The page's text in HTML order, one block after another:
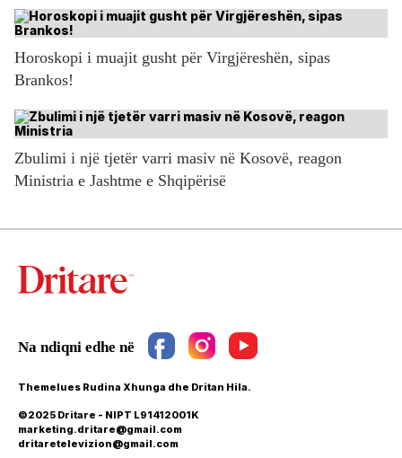
Horoskopi i muajit gusht për Virgjëreshën, sipas
Brankos!
Zbulimi i një tjetër varri masiv në Kosovë, reagon
Ministria e Jashtme e Shqipërisë
Themelues Rudina Xhunga dhe Dritan Hila.
©2025 Dritare - NIPT L91412001K
marketing.dritare@gmail.com
dritaretelevizion@gmail.com